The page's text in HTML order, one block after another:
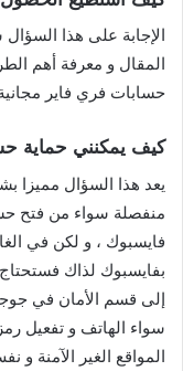
الإجابة على هذا
المقال و معرفة أهم
حسابات فري فاير
كيف يمكنني حماية
يعد هذا السؤال مميزا
منفصلة سواء من فتح
فايسبوك ، و لكن في
بفايسبوك لذاك
إلى قسم الأمان في
المواقع الغير الآمنة